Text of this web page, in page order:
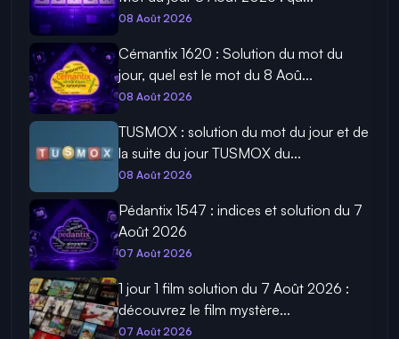
08 Août 2026
Cémantix 1620 : Solution du mot du
jour, quel est le mot du 8 Aoû...
08 Août 2026
TUSMOX : solution du mot du jour et de
la suite du jour TUSMOX du...
08 Août 2026
Pédantix 1547 : indices et solution du 7
Août 2026
07 Août 2026
1 jour 1 film solution du 7 Août 2026 :
découvrez le film mystère...
07 Août 2026